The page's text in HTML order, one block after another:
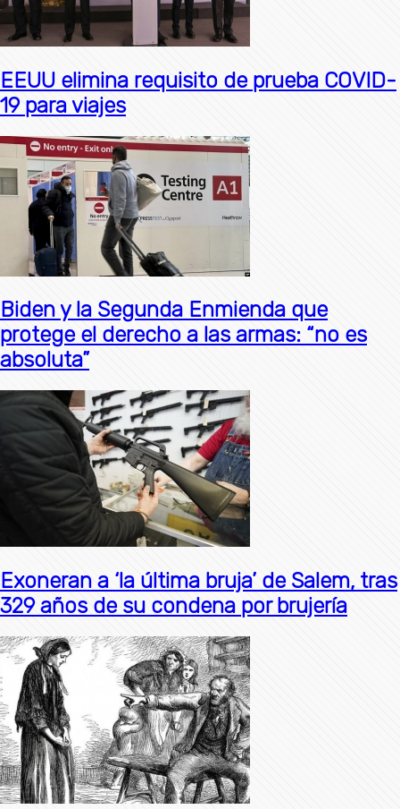
EEUU elimina requisito de prueba COVID-
19 para viajes
Biden y la Segunda Enmienda que
protege el derecho a las armas: “no es
absoluta”
Exoneran a ‘la última bruja’ de Salem, tras
329 años de su condena por brujería